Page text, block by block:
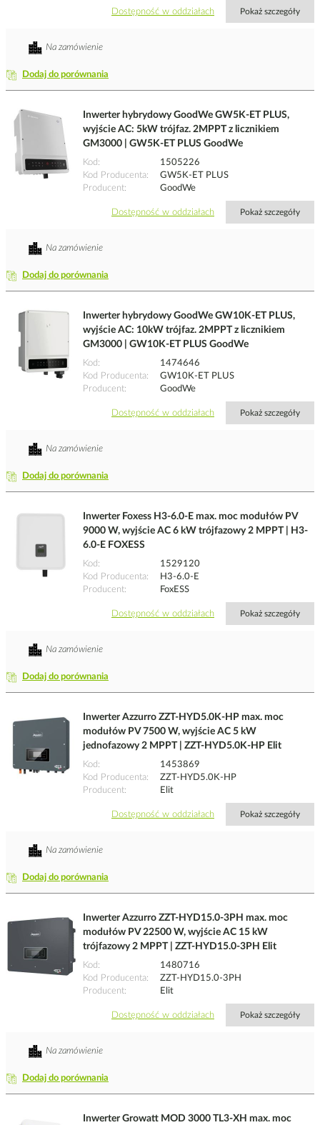
Dostępność w oddziałach Pokaż szczegóły
Dodaj do porównania
Na zamówienie
Inwerter hybrydowy GoodWe GW5K-ET PLUS,
wyjście AC: 5kW trójfaz. 2MPPT z licznikiem
GM3000 | GW5K-ET PLUS GoodWe
Kod
1505226
Kod Producenta
GW5K-ET PLUS
Producent
GoodWe
Dostępność w oddziałach Pokaż szczegóły
Dodaj do porównania
Na zamówienie
Inwerter hybrydowy GoodWe GW10K-ET PLUS,
wyjście AC: 10kW trójfaz. 2MPPT z licznikiem
GM3000 | GW10K-ET PLUS GoodWe
Kod
1474646
Kod Producenta
GW10K-ET PLUS
Producent
GoodWe
Dostępność w oddziałach Pokaż szczegóły
Dodaj do porównania
Na zamówienie
Inwerter Foxess H3-6.0-E max. moc modułów PV
9000 W, wyjście AC 6 kW trójfazowy 2 MPPT | H3-
6.0-E FOXESS
Kod
1529120
Kod Producenta
H3-6.0-E
Producent
FoxESS
Dostępność w oddziałach Pokaż szczegóły
Dodaj do porównania
Na zamówienie
Inwerter Azzurro ZZT-HYD5.0K-HP max. moc
modułów PV 7500 W, wyjście AC 5 kW
jednofazowy 2 MPPT | ZZT-HYD5.0K-HP Elit
Kod
1453869
Kod Producenta
ZZT-HYD5.0K-HP
Producent
Elit
Dostępność w oddziałach Pokaż szczegóły
Dodaj do porównania
Na zamówienie
Inwerter Azzurro ZZT-HYD15.0-3PH max. moc
modułów PV 22500 W, wyjście AC 15 kW
trójfazowy 2 MPPT | ZZT-HYD15.0-3PH Elit
Kod
1480716
Kod Producenta
ZZT-HYD15.0-3PH
Producent
Elit
Dostępność w oddziałach Pokaż szczegóły
Dodaj do porównania
Na zamówienie
Inwerter Growatt MOD 3000 TL3-XH max. moc